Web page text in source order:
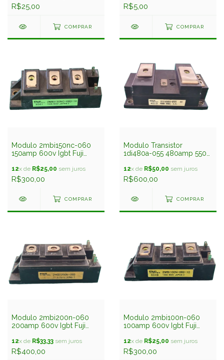
R$25,00
COMPRAR
R$5,00
COMPRAR
Modulo 2mbi150nc-060
150amp 600v Igbt Fuji
12x de R$25,00 sem juros
R$300,00
COMPRAR
Modulo Transistor
1di480a-055 480amp 550v
12x de R$50,00 sem juros
R$600,00
COMPRAR
Modulo 2mbi200n-060
200amp 600v Igbt Fuji
12x de R$33,33 sem juros
R$400,00
Modulo 2mbi100n-060
100amp 600v Igbt Fuji
12x de R$25,00 sem juros
R$300,00